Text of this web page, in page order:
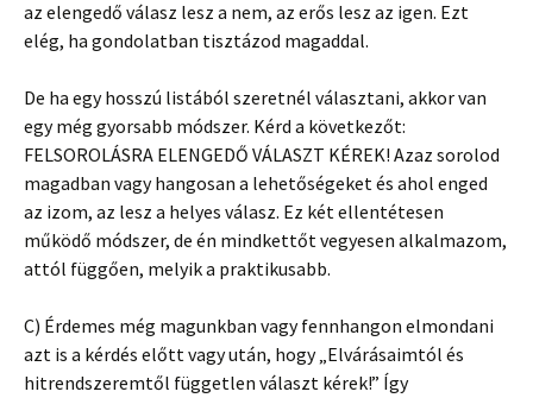
az elengedő válasz lesz a nem, az erős lesz az igen. Ezt
elég, ha gondolatban tisztázod magaddal.
De ha egy hosszú listából szeretnél választani, akkor van
egy még gyorsabb módszer. Kérd a következőt:
FELSOROLÁSRA ELENGEDŐ VÁLASZT KÉREK! Azaz sorolod
magadban vagy hangosan a lehetőségeket és ahol enged
az izom, az lesz a helyes válasz. Ez két ellentétesen
működő módszer, de én mindkettőt vegyesen alkalmazom,
attól függően, melyik a praktikusabb.
C) Érdemes még magunkban vagy fennhangon elmondani
azt is a kérdés előtt vagy után, hogy „Elvárásaimtól és
hitrendszeremtől független választ kérek!” Így